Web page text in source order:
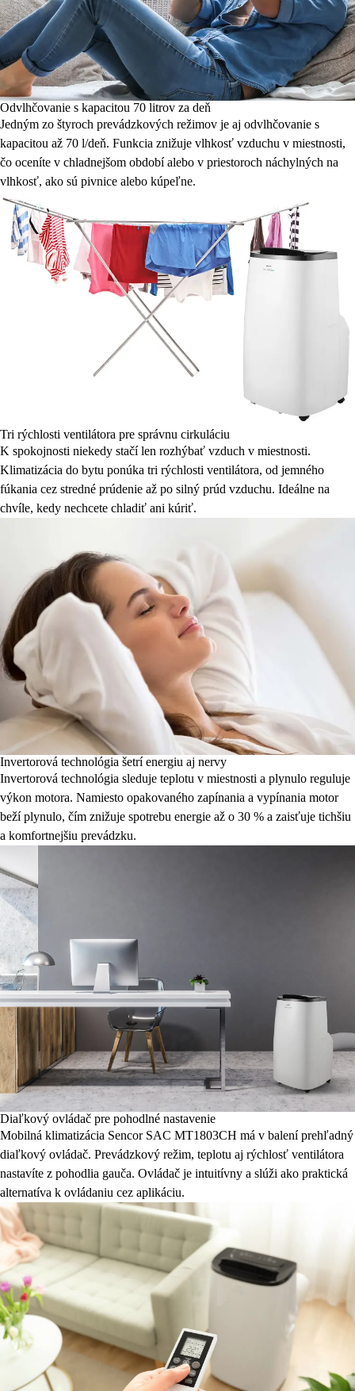
Odvlhčovanie s kapacitou 70 litrov za deň
Jedným zo štyroch prevádzkových režimov je aj odvlhčovanie s
kapacitou až 70 l/deň. Funkcia znižuje vlhkosť vzduchu v miestnosti,
čo oceníte v chladnejšom období alebo v priestoroch náchylných na
vlhkosť, ako sú pivnice alebo kúpeľne.
Tri rýchlosti ventilátora pre správnu cirkuláciu
K spokojnosti niekedy stačí len rozhýbať vzduch v miestnosti.
Klimatizácia do bytu ponúka tri rýchlosti ventilátora, od jemného
fúkania cez stredné prúdenie až po silný prúd vzduchu. Ideálne na
chvíle, kedy nechcete chladiť ani kúriť.
Invertorová technológia šetrí energiu aj nervy
Invertorová technológia sleduje teplotu v miestnosti a plynulo reguluje
výkon motora. Namiesto opakovaného zapínania a vypínania motor
beží plynulo, čím znižuje spotrebu energie až o 30 % a zaisťuje tichšiu
a komfortnejšiu prevádzku.
Diaľkový ovládač pre pohodlné nastavenie
Mobilná klimatizácia Sencor SAC MT1803CH má v balení prehľadný
diaľkový ovládač. Prevádzkový režim, teplotu aj rýchlosť ventilátora
nastavíte z pohodlia gauča. Ovládač je intuitívny a slúži ako praktická
alternatíva k ovládaniu cez aplikáciu.